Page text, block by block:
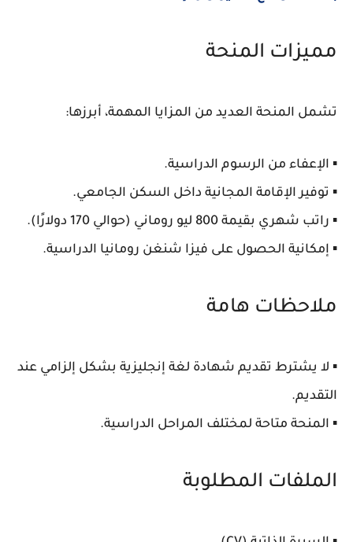
مميزات المنحة
تشمل المنحة العديد من المزايا المهمة، أبرزها:
▪️ الإعفاء من الرسوم الدراسية.
▪️ توفير الإقامة المجانية داخل السكن الجامعي.
▪️ راتب شهري بقيمة 800 ليو روماني (حوالي 170 دولارًا).
▪️ إمكانية الحصول على فيزا شنغن رومانيا الدراسية.
ملاحظات هامة
▪️ لا يشترط تقديم شهادة لغة إنجليزية بشكل إلزامي عند
التقديم.
▪️ المنحة متاحة لمختلف المراحل الدراسية.
الملفات المطلوبة